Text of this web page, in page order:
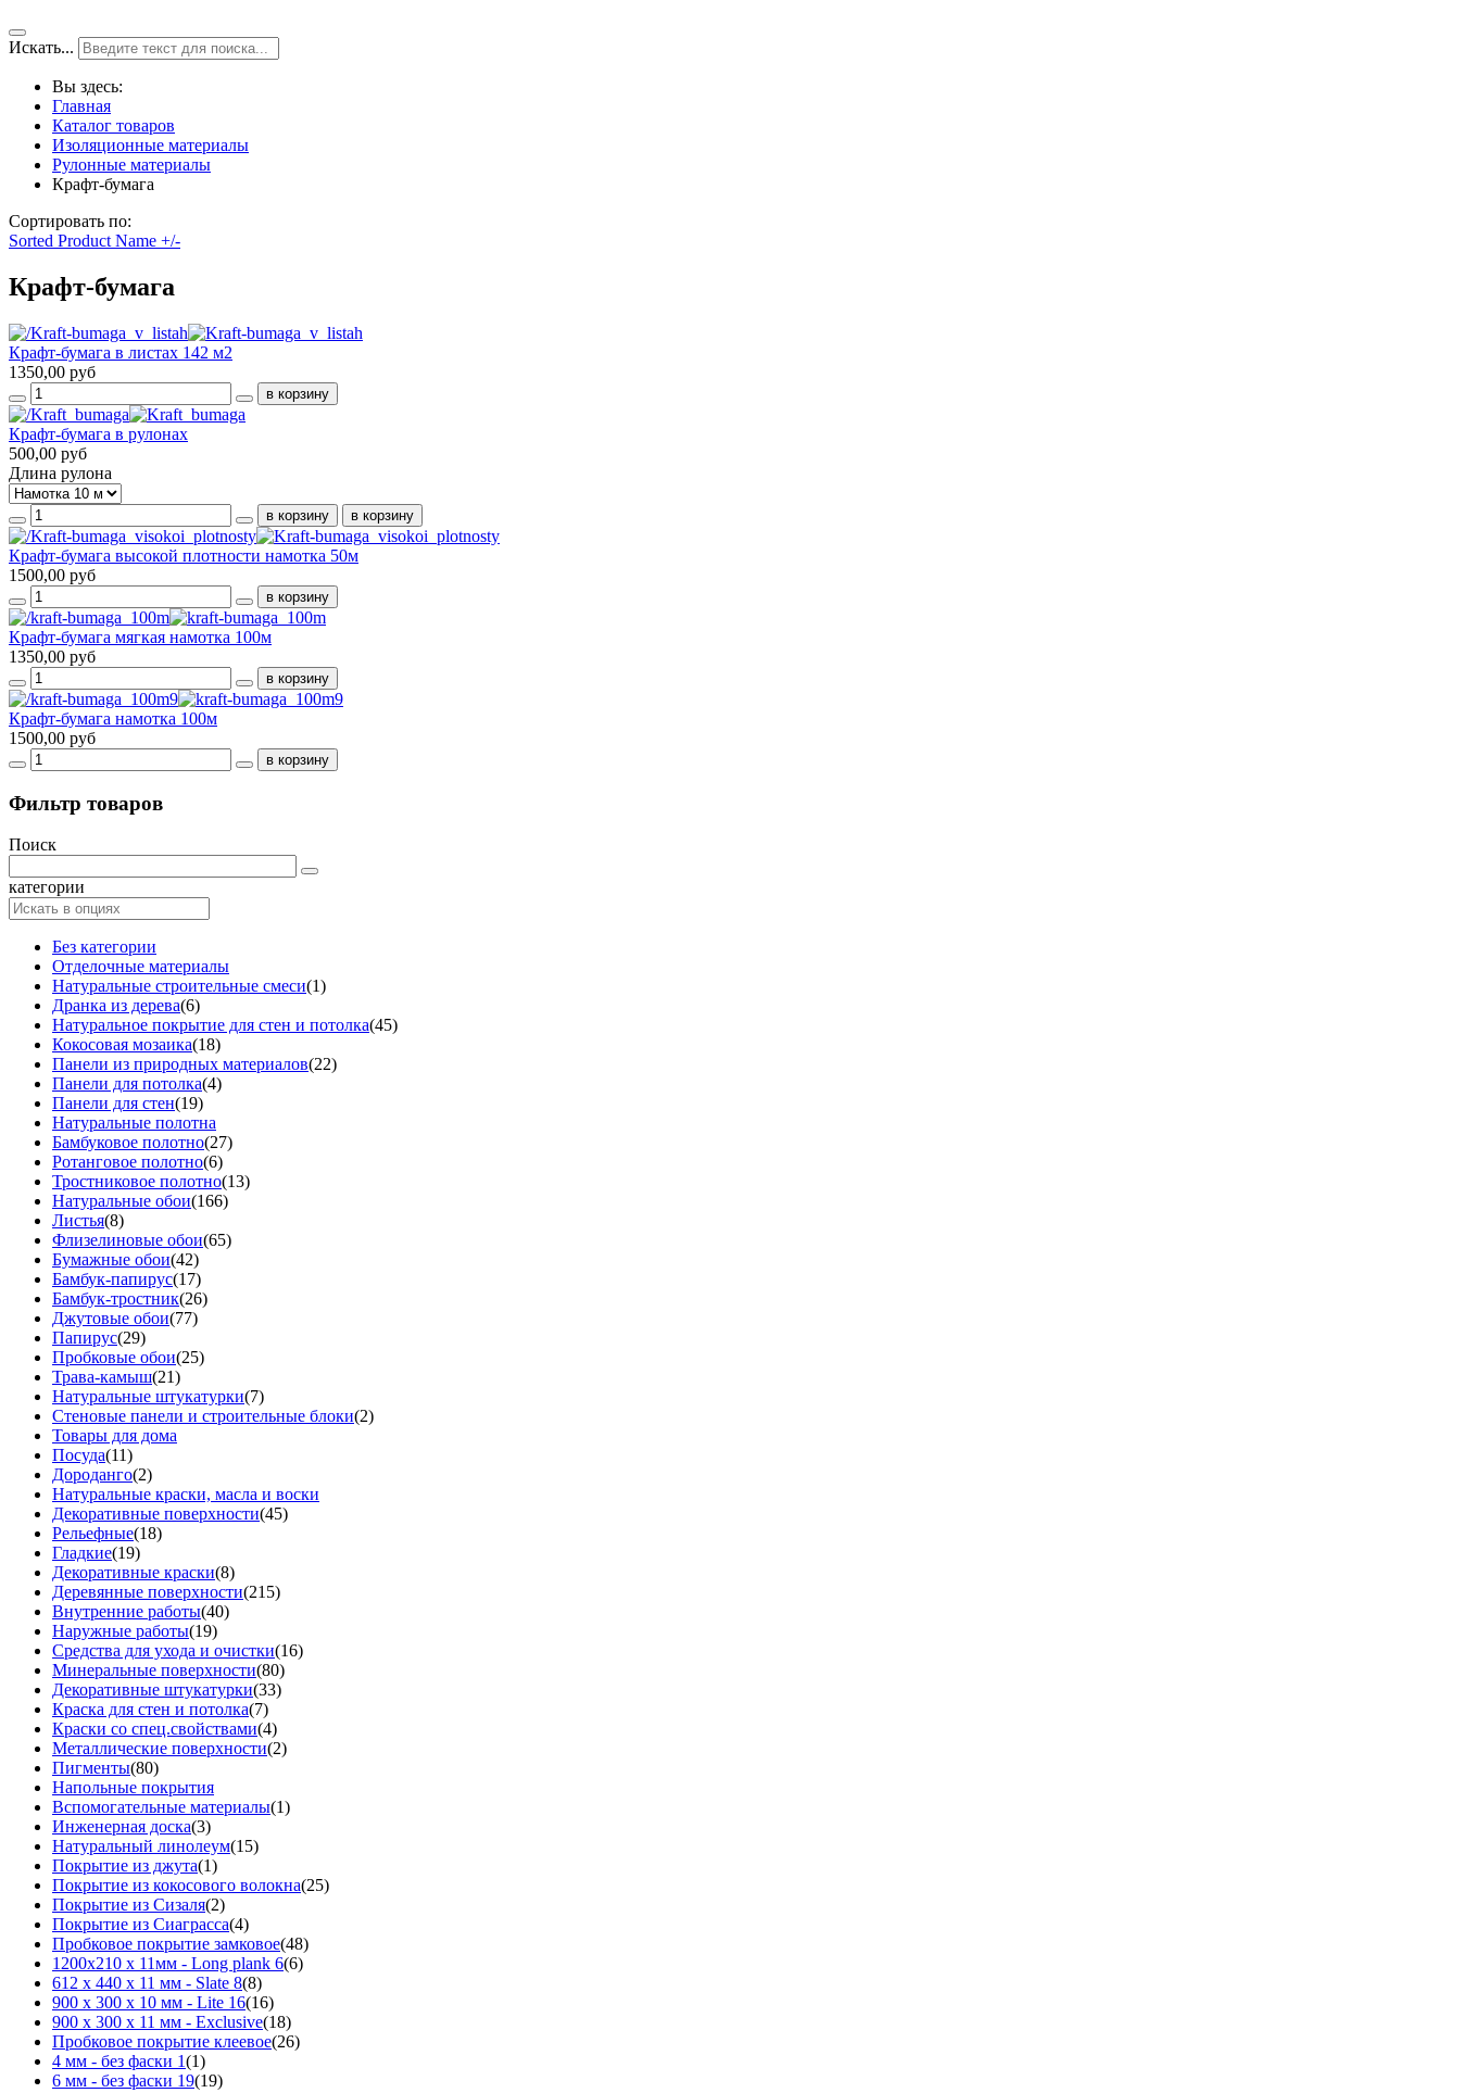
Искать...
Вы здесь:
Главная
Каталог товаров
Изоляционные материалы
Рулонные материалы
Крафт-бумага
Сортировать по:
Sorted Product Name +/-
Крафт-бумага
Крафт-бумага в листах 142 м2
1350,00 руб
Крафт-бумага в рулонах
500,00 руб
Длина рулона
Крафт-бумага высокой плотности намотка 50м
1500,00 руб
Крафт-бумага мягкая намотка 100м
1350,00 руб
Крафт-бумага намотка 100м
1500,00 руб
Фильтр товаров
Поиск
категории
Без категории
Отделочные материалы
Натуральные строительные смеси(1)
Дранка из дерева(6)
Натуральное покрытие для стен и потолка(45)
Кокосовая мозаика(18)
Панели из природных материалов(22)
Панели для потолка(4)
Панели для стен(19)
Натуральные полотна
Бамбуковое полотно(27)
Ротанговое полотно(6)
Тростниковое полотно(13)
Натуральные обои(166)
Листья(8)
Флизелиновые обои(65)
Бумажные обои(42)
Бамбук-папирус(17)
Бамбук-тростник(26)
Джутовые обои(77)
Папирус(29)
Пробковые обои(25)
Трава-камыш(21)
Натуральные штукатурки(7)
Стеновые панели и строительные блоки(2)
Товары для дома
Посуда(11)
Дороданго(2)
Натуральные краски, масла и воски
Декоративные поверхности(45)
Рельефные(18)
Гладкие(19)
Декоративные краски(8)
Деревянные поверхности(215)
Внутренние работы(40)
Наружные работы(19)
Средства для ухода и очистки(16)
Минеральные поверхности(80)
Декоративные штукатурки(33)
Краска для стен и потолка(7)
Краски со спец.свойствами(4)
Металлические поверхности(2)
Пигменты(80)
Напольные покрытия
Вспомогательные материалы(1)
Инженерная доска(3)
Натуральный линолеум(15)
Покрытие из джута(1)
Покрытие из кокосового волокна(25)
Покрытие из Сизаля(2)
Покрытие из Сиаграсса(4)
Пробковое покрытие замковое(48)
1200х210 х 11мм - Long plank 6(6)
612 х 440 х 11 мм - Slate 8(8)
900 х 300 х 10 мм - Lite 16(16)
900 х 300 х 11 мм - Exclusive(18)
Пробковое покрытие клеевое(26)
4 мм - без фаски 1(1)
6 мм - без фаски 19(19)